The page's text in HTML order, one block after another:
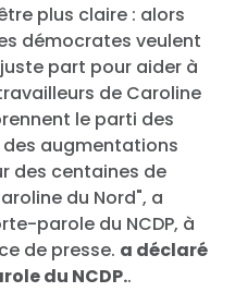
plus claire : alors
démocrates veulent
part pour aider à
de Caroline
le parti des
augmentations
des centaines de
du Nord", a
parole du NCDP, à
de presse. a déclaré
du NCDP..